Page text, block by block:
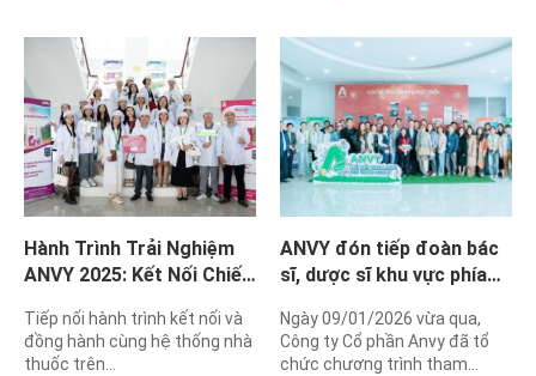
Hành Trình Trải Nghiệm
ANVY 2025: Kết Nối Chiến
Phòng
Tiếp nối hành trình kết nối và
đồng hành cùng hệ thống nhà
thuốc trên…
ANVY đón tiếp đoàn bác
sĩ, dược sĩ khu vực phía
nghệ chiết xuất EECV
hàng đầu Đông Nam Á
Ngày 09/01/2026 vừa qua,
Công ty Cổ phần Anvy đã tổ
chức chương trình tham…